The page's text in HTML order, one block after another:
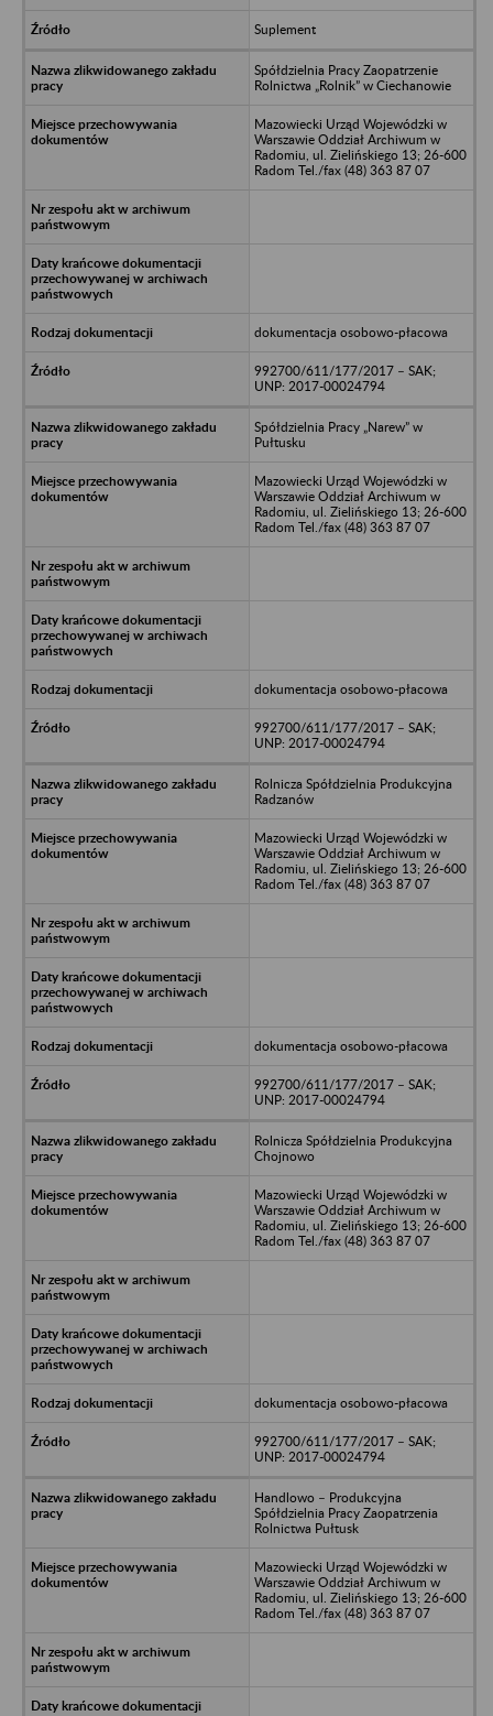
Suplement
Spółdzielnia Pracy Zaopatrzenie
Rolnictwa „Rolnik” w Ciechanowie
Mazowiecki Urząd Wojewódzki w
Warszawie Oddział Archiwum w
Radomiu, ul. Zielińskiego 13; 26-600
Radom Tel./fax (48) 363 87 07
dokumentacja osobowo-płacowa
992700/611/177/2017 – SAK;
UNP: 2017-00024794
Spółdzielnia Pracy „Narew” w
Pułtusku
Mazowiecki Urząd Wojewódzki w
Warszawie Oddział Archiwum w
Radomiu, ul. Zielińskiego 13; 26-600
Radom Tel./fax (48) 363 87 07
dokumentacja osobowo-płacowa
992700/611/177/2017 – SAK;
UNP: 2017-00024794
Rolnicza Spółdzielnia Produkcyjna
Radzanów
Mazowiecki Urząd Wojewódzki w
Warszawie Oddział Archiwum w
Radomiu, ul. Zielińskiego 13; 26-600
Radom Tel./fax (48) 363 87 07
dokumentacja osobowo-płacowa
992700/611/177/2017 – SAK;
UNP: 2017-00024794
Rolnicza Spółdzielnia Produkcyjna
Chojnowo
Mazowiecki Urząd Wojewódzki w
Warszawie Oddział Archiwum w
Radomiu, ul. Zielińskiego 13; 26-600
Radom Tel./fax (48) 363 87 07
dokumentacja osobowo-płacowa
992700/611/177/2017 – SAK;
UNP: 2017-00024794
Handlowo – Produkcyjna
Spółdzielnia Pracy Zaopatrzenia
Rolnictwa Pułtusk
Mazowiecki Urząd Wojewódzki w
Warszawie Oddział Archiwum w
Radomiu, ul. Zielińskiego 13; 26-600
Radom Tel./fax (48) 363 87 07